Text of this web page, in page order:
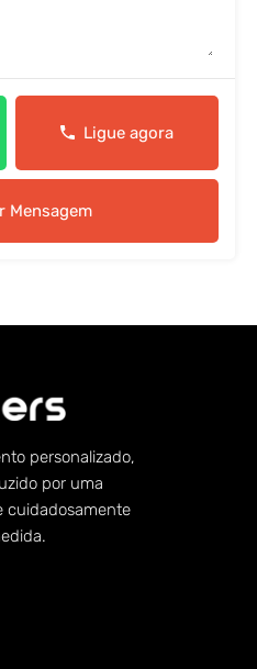
Ligue agora
Mensagem
personalizado,
por uma
cuidadosamente